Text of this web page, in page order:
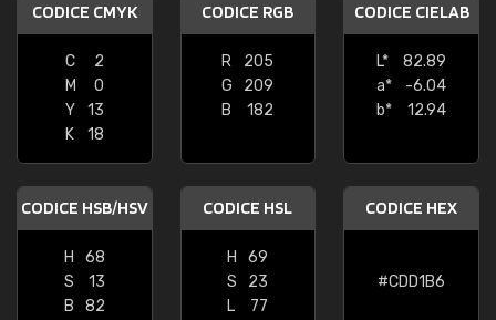
CODICE CMYK
C
2
M
0
Y
13
K
18
CODICE RGB
R
205
G
209
B
182
CODICE CIELAB
L*
82.89
a*
-6.04
b*
12.94
CODICE HSB/HSV
H
68
S
13
B
82
CODICE HSL
H
69
S
23
L
77
CODICE HEX
#CDD1B6